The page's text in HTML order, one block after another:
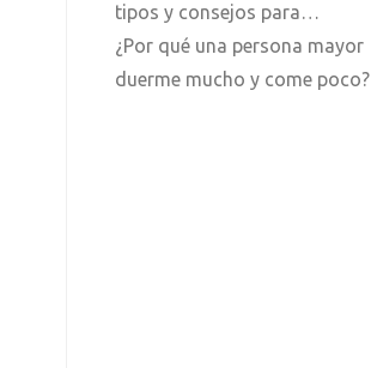
tipos y consejos para…
¿Por qué una persona mayor
duerme mucho y come poco?